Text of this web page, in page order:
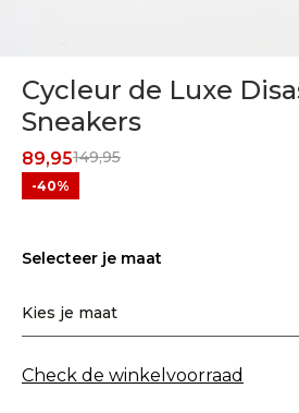
Cycleur de Luxe
Sneakers
149,95
89,95
-40%
Selecteer je maat
Kies je maat
Check de winkelvoorraad